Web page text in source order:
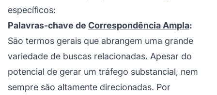
específicos:
Palavras-chave de Correspondência Ampla:
São termos gerais que abrangem uma grande
variedade de buscas relacionadas. Apesar do
potencial de gerar um tráfego substancial, nem
sempre são altamente direcionadas. Por